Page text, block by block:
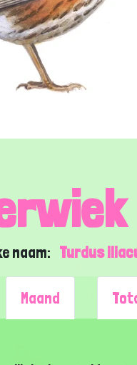
naam: Turdus
Maand